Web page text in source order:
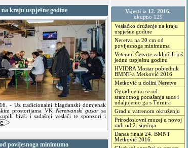
na kraju uspješne godine
- Uz tradicionalni blagdanski domjenak
prostorijama VK
Neretvanski gusarsa
bivši i sadašnji veslači te sponzori i
povijesnoga minimuma
Vijesti iz 12. 2016.
ukupno 129
Veslačko druženje na kraju
uspješne godine
Neretva na 20 cm od
povijesnoga minimuma
Veterani Četvrte zaključili još
jednu uspješnu godinu
HVIDRA Mostar pobjednik
BMNT-a Metković 2016
Metković u dolini Neretve
Ograđujemo se od
sramotnog ponašanja suca i
udaljujemo ga s Turnira
Grad u vatrenom okruženju
Prirodoslovni muzej u novoj
radi od 2. siječnja
Danas finale 24. BMNT
Metković 2016.